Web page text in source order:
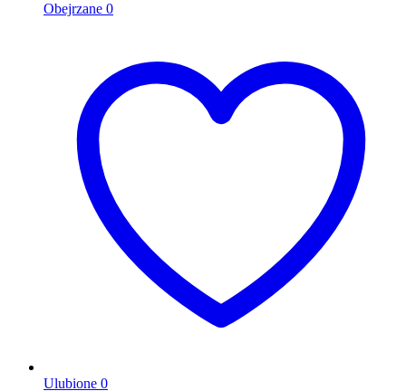
Obejrzane 0
Ulubione 0